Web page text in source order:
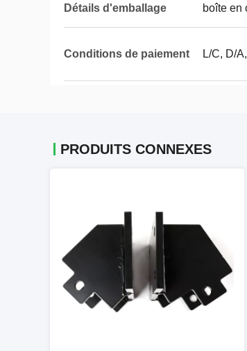
Détails d'emballage boîte en
Conditions de paiement L/C, D/
PRODUITS CONNEXES